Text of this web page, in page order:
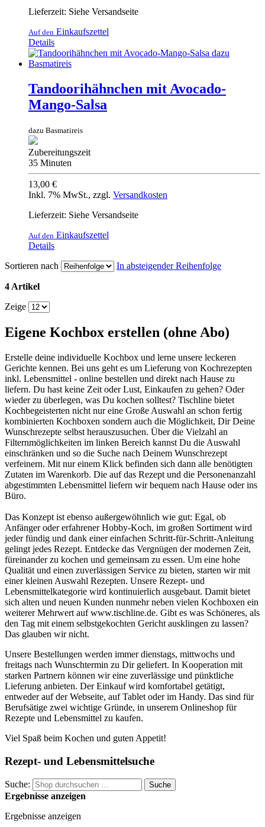
Lieferzeit: Siehe Versandseite
Auf den Einkaufszettel
Details
Tandoorihähnchen mit Avocado-
Mango-Salsa
dazu Basmatireis
Zubereitungszeit
35 Minuten
13,00 €
Inkl. 7% MwSt., zzgl. Versandkosten
Lieferzeit: Siehe Versandseite
Auf den Einkaufszettel
Details
Sortieren nach
In absteigender Reihenfolge
4 Artikel
Zeige
Eigene Kochbox erstellen (ohne Abo)
Erstelle deine individuelle Kochbox und lerne unsere leckeren
Gerichte kennen. Bei uns geht es um Lieferung von Kochrezepten
inkl. Lebensmittel - online bestellen und direkt nach Hause zu
liefern. Du hast keine Zeit oder Lust, Einkaufen zu gehen? Oder
wieder zu überlegen, was Du kochen solltest? Tischline bietet
Kochbegeisterten nicht nur eine Große Auswahl an schon fertig
kombinierten Kochboxen sondern auch die Möglichkeit, Dir Deine
Wunschrezepte selbst herauszusuchen. Über die Vielzahl an
Filternmöglichkeiten im linken Bereich kannst Du die Auswahl
einschränken und so die Suche nach Deinem Wunschrezept
verfeinern. Mit nur einem Klick befinden sich dann alle benötigten
Zutaten im Warenkorb. Die auf das Rezept und die Personenanzahl
abgestimmten Lebensmittel liefern wir bequem nach Hause oder ins
Büro.
Das Konzept ist ebenso außergewöhnlich wie gut: Egal, ob
Anfänger oder erfahrener Hobby-Koch, im großen Sortiment wird
jeder fündig und dank einer einfachen Schritt-für-Schritt-Anleitung
gelingt jedes Rezept. Entdecke das Vergnügen der modernen Zeit,
füreinander zu kochen und gemeinsam zu essen. Um eine hohe
Qualität und einen zuverlässigen Service zu bieten, starten wir mit
einer kleinen Auswahl Rezepten. Unsere Rezept- und
Lebensmittelkategorie wird kontinuierlich ausgebaut. Damit bietet
sich alten und neuen Kunden nunmehr neben vielen Kochboxen ein
weiterer Mehrwert auf www.tischline.de. Gibt es was Schöneres, als
den Tag mit einem selbstgekochten Gericht ausklingen zu lassen?
Das glauben wir nicht.
Unsere Bestellungen werden immer dienstags, mittwochs und
freitags nach Wunschtermin zu Dir geliefert. In Kooperation mit
starken Partnern können wir eine zuverlässige und pünktliche
Lieferung anbieten. Der Einkauf wird komfortabel getätigt,
entweder auf der Webseite, auf Tablet oder im Handy. Das sind für
Berufsätige zwei wichtige Gründe, in unserem Onlineshop für
Rezepte und Lebensmittel zu kaufen.
Viel Spaß beim Kochen und guten Appetit!
Rezept- und Lebensmittelsuche
Suche: Suche
Ergebnisse anzeigen
Ergebnisse anzeigen